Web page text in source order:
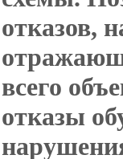
отказов,
всего
отказы